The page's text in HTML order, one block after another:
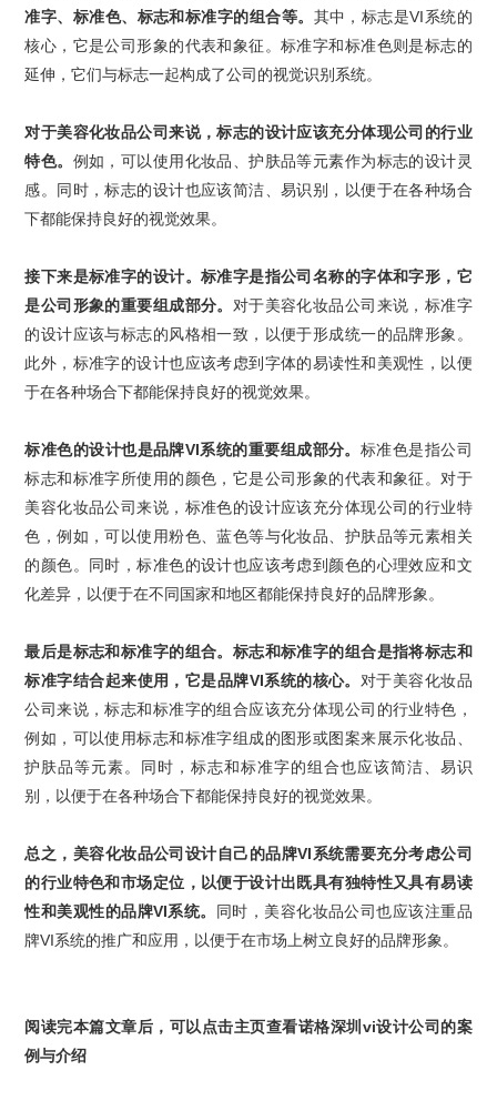
准字、标准色、标志和标准字的组合等。 其中，标志是VI系统的
核心，它是公司形象的代表和象征。标准字和标准色则是标志的
延伸，它们与标志一起构成了公司的视觉识别系统。
对于美容化妆品公司来说，标志的设计应该充分体现公司的行业
特色。 例如，可以使用化妆品、护肤品等元素作为标志的设计灵
感。同时，标志的设计也应该简洁、易识别，以便于在各种场合
下都能保持良好的视觉效果。
接下来是标准字的设计。标准字是指公司名称的字体和字形，它
是公司形象的重要组成部分。 对于美容化妆品公司来说，标准字
的设计应该与标志的风格相一致，以便于形成统一的品牌形象。
此外，标准字的设计也应该考虑到字体的易读性和美观性，以便
于在各种场合下都能保持良好的视觉效果。
标准色的设计也是品牌VI系统的重要组成部分。 标准色是指公司
标志和标准字所使用的颜色，它是公司形象的代表和象征。对于
美容化妆品公司来说，标准色的设计应该充分体现公司的行业特
色，例如，可以使用粉色、蓝色等与化妆品、护肤品等元素相关
的颜色。同时，标准色的设计也应该考虑到颜色的心理效应和文
化差异，以便于在不同国家和地区都能保持良好的品牌形象。
最后是标志和标准字的组合。标志和标准字的组合是指将标志和
标准字结合起来使用，它是品牌VI系统的核心。 对于美容化妆品
公司来说，标志和标准字的组合应该充分体现公司的行业特色，
例如，可以使用标志和标准字组成的图形或图案来展示化妆品、
护肤品等元素。同时，标志和标准字的组合也应该简洁、易识
别，以便于在各种场合下都能保持良好的视觉效果。
总之， 美容化妆品公司设计自己的品牌VI系统需要充分考虑公司
的行业特色和市场定位，以便于设计出既具有独特性又具有易读
性和美观性的品牌VI系统。 同时，美容化妆品公司也应该注重品
牌VI系统的推广和应用，以便于在市场上树立良好的品牌形象。
阅读完本篇文章后，可以 点击主页查看诺格深圳vi设计公司 的案
例与介绍